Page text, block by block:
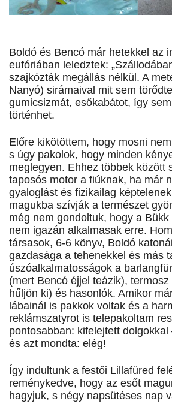
Boldó és Bencó már hetekkel az
eufóriában leledztek:
szajkózták megállás nélkül. A
Nanyó) sirámaival mit sem
gumicsizmát, esőkabátot, így
történhet.
Előre kikötöttem, hogy mosni
s úgy pakolok, hogy minden
meglegyen. Ehhez többek között
taposós motor a fiúknak, ha már
gyaloglást és fizikailag
magukba szívják a természet
még nem gondoltuk, hogy a
nem igazán alkalmasak erre.
társasok, 6-6 könyv, Boldó
gazdasága a tehenekkel és más
úszóalkalmatosságok a
(mert Bencó éjjel teázik),
hűljön ki) és hasonlók. Amikor
lábainál is pakkok voltak és a
reklámszatyrot is telepakoltam
pontosabban: kifelejtett
és azt mondta: elég!
Így indultunk a festői Lillafüred
reménykedve, hogy az esőt
hagyjuk, s négy napsütéses nap